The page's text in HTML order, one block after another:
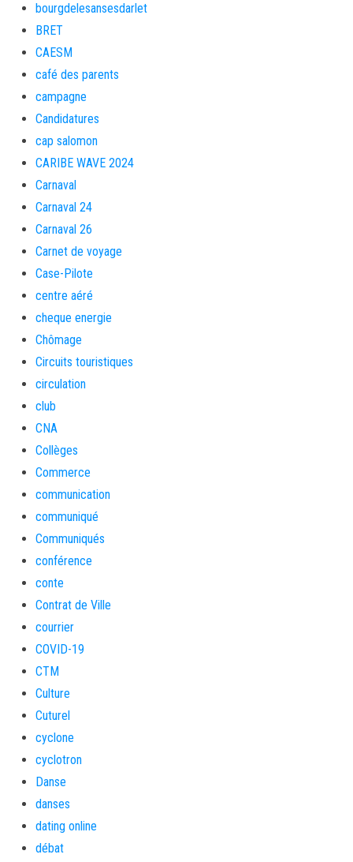
bourgdelesansesdarlet
BRET
CAESM
café des parents
campagne
Candidatures
cap salomon
CARIBE WAVE 2024
Carnaval
Carnaval 24
Carnaval 26
Carnet de voyage
Case-Pilote
centre aéré
cheque energie
Chômage
Circuits touristiques
circulation
club
CNA
Collèges
Commerce
communication
communiqué
Communiqués
conférence
conte
Contrat de Ville
courrier
COVID-19
CTM
Culture
Cuturel
cyclone
cyclotron
Danse
danses
dating online
débat